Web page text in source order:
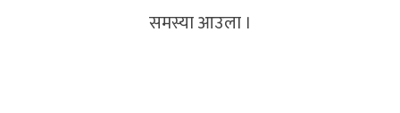
समस्या आउला ।